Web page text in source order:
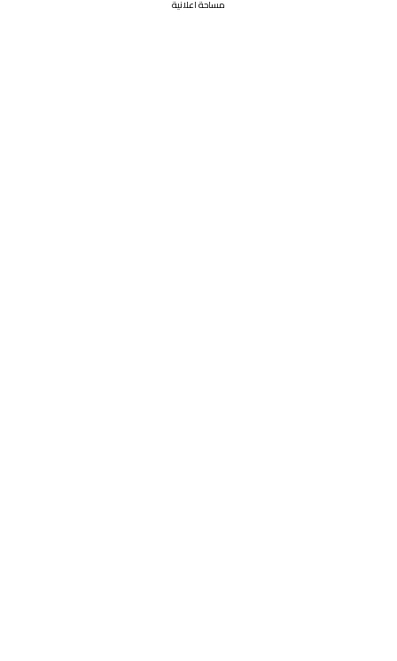
مساحة اعلانية